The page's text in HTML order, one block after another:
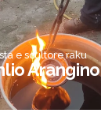
e scultore raku
Arangino